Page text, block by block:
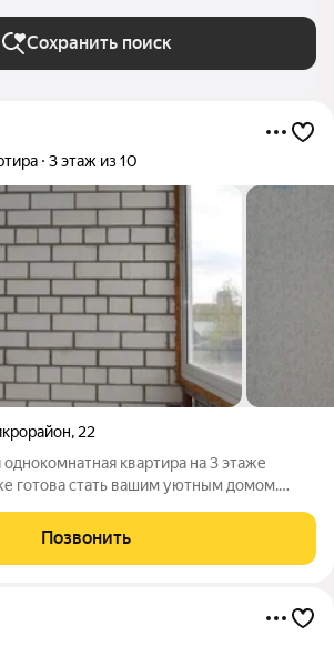
Сохранить поиск
3 этаж из 10
, 22
квартира на 3 этаже
готова стать вашим уютным домом.
уютом. Стильное современное
с регулировкой
Позвонить